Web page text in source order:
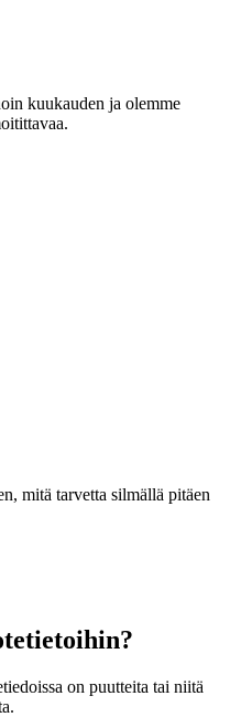
kuukauden ja olemme
mitä tarvetta silmällä pitäen
on puutteita tai niitä